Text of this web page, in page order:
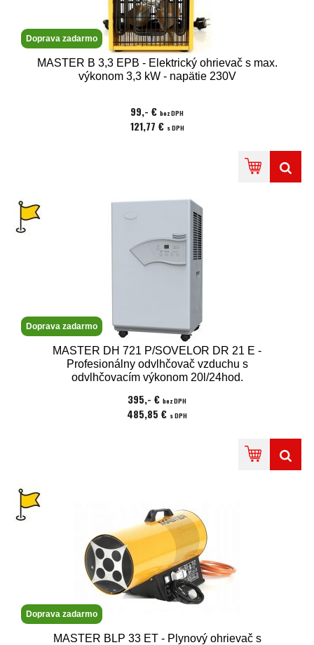
Doprava zadarmo
MASTER B 3,3 EPB - Elektrický ohrievač s max.
výkonom 3,3 kW - napätie 230V
99,- € bez DPH
121,77 € s DPH
Doprava zadarmo
MASTER DH 721 P/SOVELOR DR 21 E -
Profesionálny odvlhčovač vzduchu s
odvlhčovacím výkonom 20l/24hod.
395,- € bez DPH
485,85 € s DPH
Doprava zadarmo
MASTER BLP 33 ET - Plynový ohrievač s